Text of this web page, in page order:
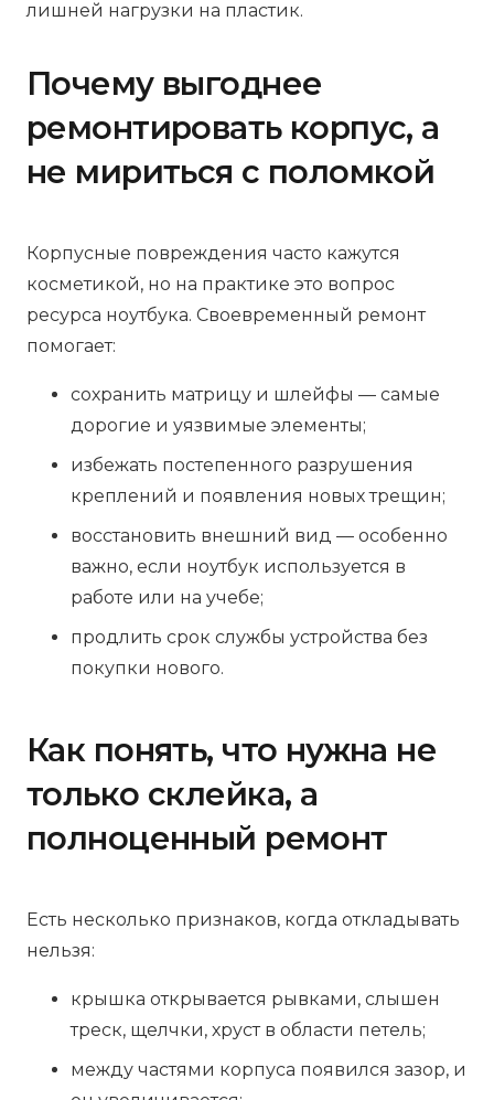
лишней нагрузки на пластик.
Почему выгоднее
ремонтировать корпус, а
не мириться с поломкой
Корпусные повреждения часто кажутся
косметикой, но на практике это вопрос
ресурса ноутбука. Своевременный ремонт
помогает:
сохранить матрицу и шлейфы — самые
дорогие и уязвимые элементы;
избежать постепенного разрушения
креплений и появления новых трещин;
восстановить внешний вид — особенно
важно, если ноутбук используется в
работе или на учебе;
продлить срок службы устройства без
покупки нового.
Как понять, что нужна не
только склейка, а
полноценный ремонт
Есть несколько признаков, когда откладывать
нельзя:
крышка открывается рывками, слышен
треск, щелчки, хруст в области петель;
между частями корпуса появился зазор, и